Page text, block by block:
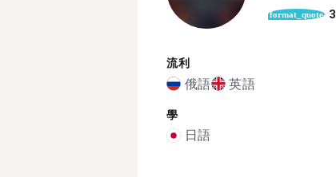
format_quote 3
流利
俄語 英語
學
日語